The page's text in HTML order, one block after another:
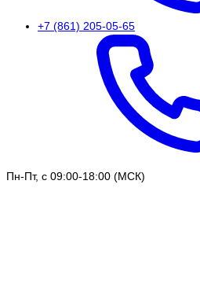
+7 (861) 205-05-65
Пн-Пт, с 09:00-18:00 (МСК)